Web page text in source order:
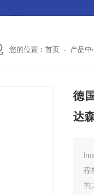
您的位置：首页 - 产品中
德
达
程
的